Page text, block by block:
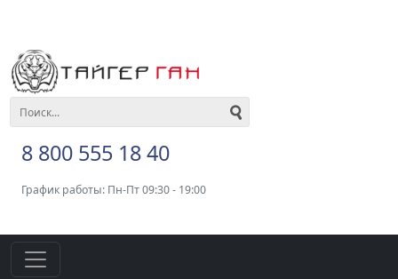
8 800 555 18 40
График работы: Пн-Пт 09:30 - 19:00